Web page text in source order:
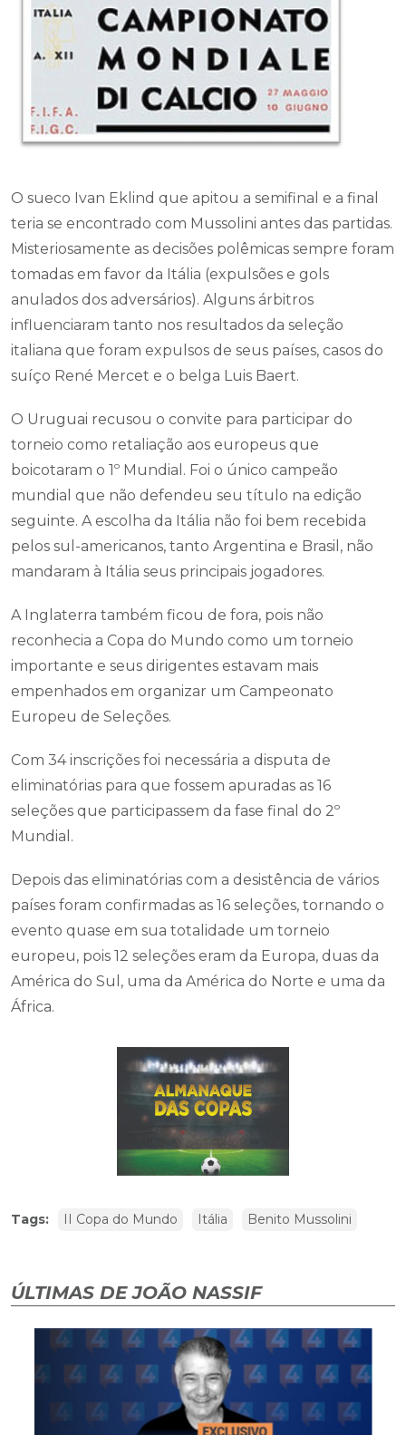
O sueco Ivan Eklind que apitou a semifinal e a final
teria se encontrado com Mussolini antes das partidas.
Misteriosamente as decisões polêmicas sempre foram
tomadas em favor da Itália (expulsões e gols
anulados dos adversários). Alguns árbitros
influenciaram tanto nos resultados da seleção
italiana que foram expulsos de seus países, casos do
suíço René Mercet e o belga Luis Baert.
O Uruguai recusou o convite para participar do
torneio como retaliação aos europeus que
boicotaram o 1º Mundial. Foi o único campeão
mundial que não defendeu seu título na edição
seguinte. A escolha da Itália não foi bem recebida
pelos sul-americanos, tanto Argentina e Brasil, não
mandaram à Itália seus principais jogadores.
A Inglaterra também ficou de fora, pois não
reconhecia a Copa do Mundo como um torneio
importante e seus dirigentes estavam mais
empenhados em organizar um Campeonato
Europeu de Seleções.
Com 34 inscrições foi necessária a disputa de
eliminatórias para que fossem apuradas as 16
seleções que participassem da fase final do 2º
Mundial.
Depois das eliminatórias com a desistência de vários
países foram confirmadas as 16 seleções, tornando o
evento quase em sua totalidade um torneio
europeu, pois 12 seleções eram da Europa, duas da
América do Sul, uma da América do Norte e uma da
África.
Tags: II Copa do Mundo Itália Benito Mussolini
ÚLTIMAS DE JOÃO NASSIF